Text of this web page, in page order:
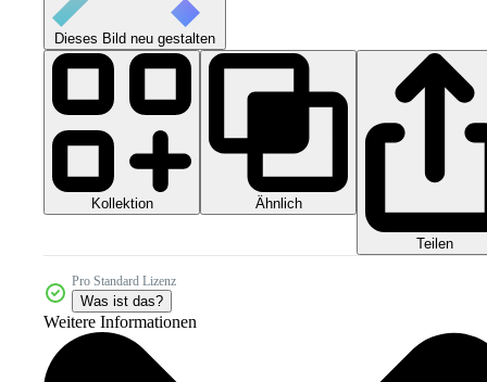
Dieses Bild neu gestalten
Kollektion Ähnlich
Teilen
Pro Standard Lizenz
Was ist das?
Weitere Informationen